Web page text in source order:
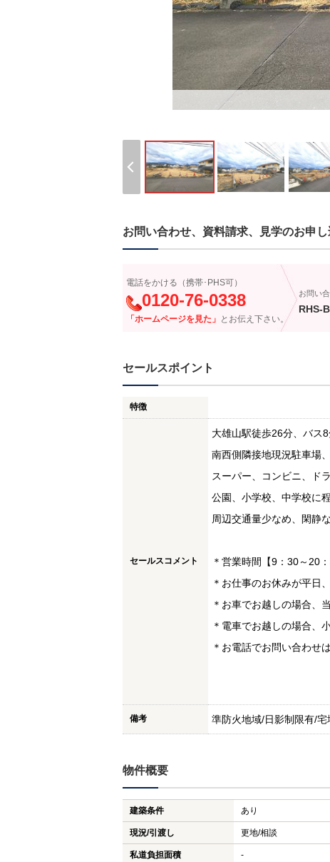
お問い合わせ、資料請求、見学のお申
電話をかける（携帯･PHS可）
0120-76-0338
「ホームページを見た」 とお伝え下さい。
お問い
RHS-
セールスポイント
特徴
セールスコメント
大雄山駅徒歩26分、バス
南西側隣接地現況駐車場
スーパー、コンビニ、ド
公園、小学校、中学校に
周辺交通量少なめ、閑静
＊営業時間【9：30～20
＊お仕事のお休みが平日
＊お車でお越しの場合、
＊電車でお越しの場合、
＊お電話でお問い合わせ
備考 準防火地域/日影制限有/
物件概要
建築条件 あり
現況/引渡し 更地/相談
私道負担面積 -